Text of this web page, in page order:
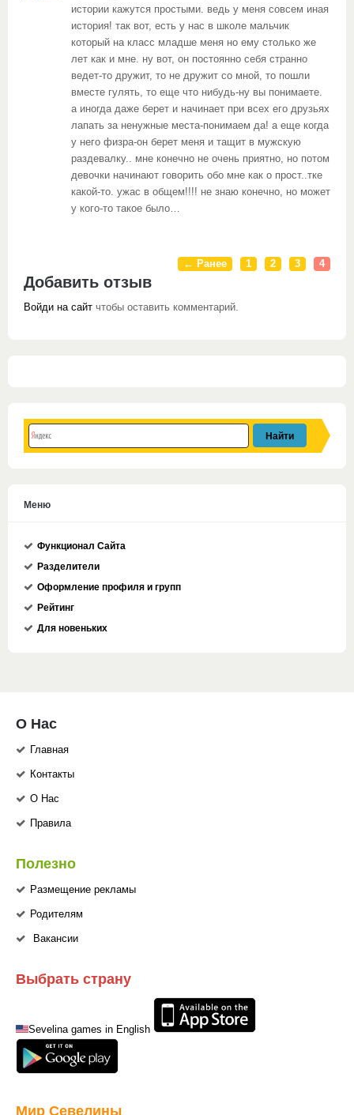
истории кажутся простыми. ведь у меня совсем иная
история! так вот, есть у нас в школе мальчик
который на класс младше меня но ему столько же
лет как и мне. ну вот, он постоянно себя странно
ведет-то дружит, то не дружит со мной, то пошли
вместе гулять, то еще что нибудь-ну вы понимаете.
а иногда даже берет и начинает при всех его друзьях
лапать за ненужные места-понимаем да! а еще когда
у него физра-он берет меня и тащит в мужскую
раздевалку.. мне конечно не очень приятно, но потом
девочки начинают говорить обо мне как о прост..тке
какой-то. ужас в общем!!!! не знаю конечно, но может
у кого-то такое было…
← Ранее 1 2 3 4
Добавить отзыв
Войди на сайт чтобы оставить комментарий.
Меню
Функционал Сайта
Разделители
Оформление профиля и групп
Рейтинг
Для новеньких
О Нас
Главная
Контакты
О Нас
Правила
Полезно
Размещение рекламы
Родителям
Вакансии
Выбрать страну
Sevelina games in English
Мир Севелины